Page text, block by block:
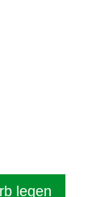
legen